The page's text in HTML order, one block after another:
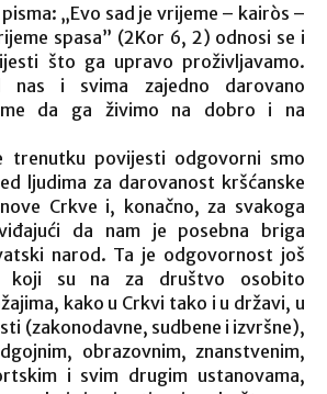
„Evo sad je vrijeme – kairòs –
spasa” (2Kor 6, 2) odnosi se i
što ga upravo proživljavamo.
nas i svima zajedno darovano
da ga živimo na dobro i na
trenutku povijesti odgovorni smo
ljudima za darovanost kršćanske
Crkve i, konačno, za svakoga
da nam je posebna briga
narod. Ta je odgovornost još
koji su na za društvo osobito
kako u Crkvi tako i u državi, u
(zakonodavne, sudbene i izvršne),
obrazovnim, znanstvenim,
i svim drugim ustanovama,